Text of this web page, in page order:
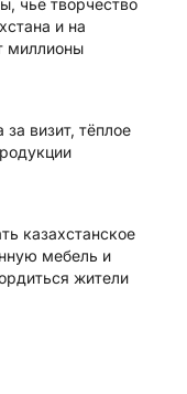
чьё творчество
и на
миллионы
визит, тёплое
казахстанское
мебель и
жители